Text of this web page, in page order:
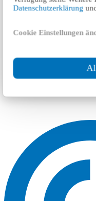
Datenschutzerklärung
Cookie Einstellungen